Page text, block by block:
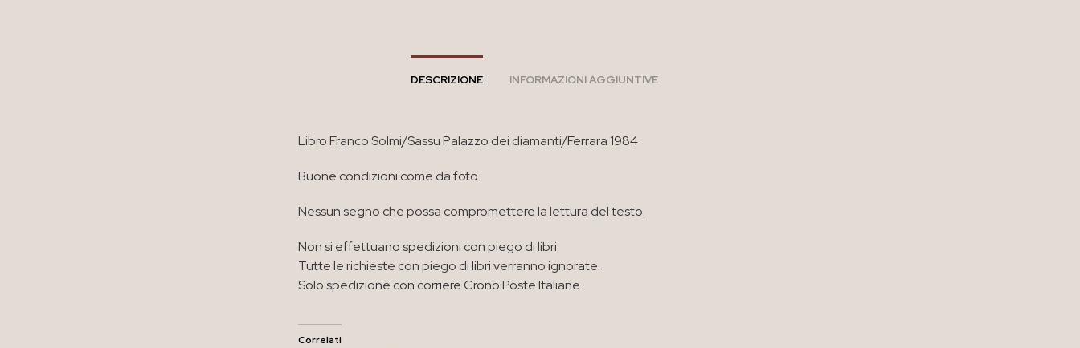
DESCRIZIONE INFORMAZIONI AGGIUNTIVE
Libro Franco Solmi/Sassu Palazzo dei diamanti/Ferrara 1984
Buone condizioni come da foto.
Nessun segno che possa compromettere la lettura del testo.
Non si effettuano spedizioni con piego di libri.
Tutte le richieste con piego di libri verranno ignorate.
Solo spedizione con corriere Crono Poste Italiane.
Correlati